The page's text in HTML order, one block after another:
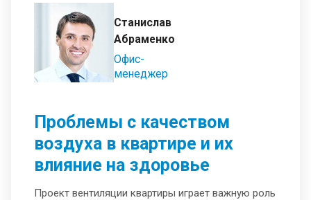
Станислав
Абраменко
Офис-
менеджер
Проблемы с качеством
воздуха в квартире и их
влияние на здоровье
Проект вентиляции квартиры играет важную роль